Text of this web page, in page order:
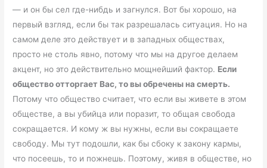
— и он бы сел где-нибдь и загнулся. Вот бы хорошо, на
первый взгляд, если бы так разрешалась ситуация. Но на
самом деле это действует и в западных обществах,
просто не столь явно, потому что мы на другое делаем
акцент, но это действительно мощнейший фактор. Если
общество отторгает Вас, то вы обречены на смерть.
Потому что общество считает, что если вы живете в этом
обществе, а вы убийца или поразит, то общая свобода
сокращается. И кому ж вы нужны, если вы сокращаете
свободу. Мы тут подошли, как бы сбоку к закону кармы,
что посеешь, то и пожнешь. Поэтому, живя в обществе, но